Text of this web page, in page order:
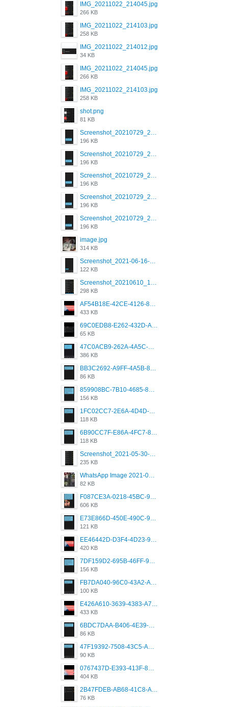
IMG_20211022_214045.jpg
266 KB
IMG_20211022_214103.jpg
258 KB
IMG_20211022_214012.jpg
34 KB
IMG_20211022_214045.jpg
266 KB
IMG_20211022_214103.jpg
258 KB
shot.png
81 KB
Screenshot_20210729_215125_com.grindrapp.android.jpg
196 KB
Screenshot_20210729_215125_com.grindrapp.android.jpg
196 KB
Screenshot_20210729_215125_com.grindrapp.android.jpg
196 KB
Screenshot_20210729_215125_com.grindrapp.android.jpg
196 KB
Screenshot_20210729_215125_com.grindrapp.android.jpg
196 KB
image.jpg
314 KB
Screenshot_2021-06-16-08-28-05-034_com.grindrapp.android.jpg
122 KB
Screenshot_20210610_151721_com.grindrapp.android.jpg
298 KB
AF54B18E-42CE-4126-8F00-DB1AA05BAFCF.png
433 KB
69C0EDB8-E262-432D-A355-730E357A3BDD.png
65 KB
47C0ACB9-262A-4A5C-A1A6-7E7769A85040.png
386 KB
BB3C2692-A9FF-4A5B-818D-E85444E921FA.png
86 KB
859908BC-7B10-4685-8A02-2E25108AA1E2.png
156 KB
1FC02CC7-2E6A-4D4D-B58F-D62693D53BDC.png
118 KB
6B90CC7F-E86A-4FC7-8080-9232C92AC6DB.png
118 KB
Screenshot_2021-05-30-13-42-08-931_com.grindrapp.android.jpg
235 KB
WhatsApp Image 2021-05-18 at 18.59.02.jpeg
82 KB
F087CE3A-0218-45BC-988C-C6FE773580D7.png
606 KB
E73E866D-450E-490C-9B24-967DB5695A36.png
121 KB
EE46442D-D3F4-4D23-96BE-084CC459FC8E.png
420 KB
7DF159D2-695B-46FF-920D-F5563F130CE0.png
156 KB
FB7DA040-96C0-43A2-AD40-D53B0579351A.png
100 KB
E426A610-3639-4383-A7D7-C087D81557EF.png
433 KB
6BDC7DAA-B406-4E39-9CB1-07F90ABD4E77.png
86 KB
47F19392-7508-43C5-AB3A-B7CEF431CF8E.png
90 KB
0767437D-E393-413F-8E32-987A4133A001.png
404 KB
2B47FDEB-AB68-41C8-A80C-5E424F7D88C2.png
76 KB